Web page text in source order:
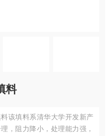
料
该填料系清华大学开发新产
，阻力降小，处理能力强，